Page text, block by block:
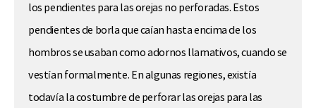
los pendientes para las orejas no perforadas. Estos
pendientes de borla que caían hasta encima de los
hombros se usaban como adornos llamativos, cuando se
vestían formalmente. En algunas regiones, existía
todavía la costumbre de perforar las orejas para las